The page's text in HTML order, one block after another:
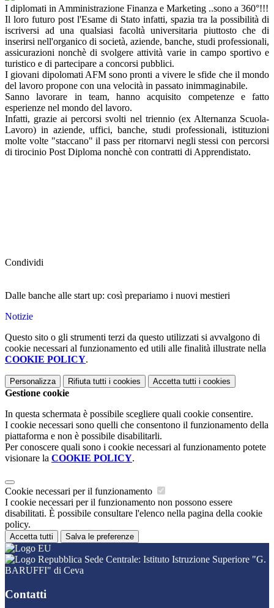
I diplomati in Amministrazione Finanza e Marketing ..sono a 360°!!!
Il loro futuro post l'Esame di Stato infatti, spazia tra la possibilità di
iscriversi ad una qualsiasi facoltà universitaria piuttosto che di
inserirsi nell'organico di società, aziende, banche, studi professionali,
assicurazioni nonchè di svolgere attività varie in campo sportivo e
turistico e di partecipare a concorsi pubblici.
I giovani dipolomati AFM sono pronti a vivere le sfide che il mondo
del lavoro propone con una velocità in passato inimmaginabile.
Sanno lavorare in team, hanno acquisito competenze e fatto
esperienze nel mondo del lavoro.
Infatti, grazie ai percorsi svolti nel triennio (ex Alternanza Scuola-
Lavoro) in aziende, uffici, banche, studi professionali, istituzioni
molte volte "staccano" il pass per ritornarvi negli stessi con percorsi
di tirocinio Post Diploma nonchè con contratti di Apprendistato.
Condividi
Dalle banche alle start up: così prepariamo i nuovi mestieri
Notizie
Questo sito o gli strumenti terzi da questo utilizzati si avvalgono di
cookie necessari al funzionamento ed utili alle finalità illustrate nella
COOKIE POLICY.
Personalizza Rifiuta tutti i cookies Accetta tutti i cookies
Gestione cookie
In questa schermata è possibile scegliere quali cookie consentire.
I cookie necessari sono quelli che consentono il funzionamento della
piattaforma e non è possibile disabilitarli.
Per conoscere quali sono i cookie necessari al funzionamento potete
visionare la COOKIE POLICY.
Cookie necessari per il funzionamento
I cookie necessari per il funzionamento non possono essere
disabilitati. È possibile consultare l'elenco nella pagina della cookie
policy.
Accetta tutti Salva le preferenze
Sede Centrale: Istituto Istruzione Superiore "G.
BARUFFI" di Ceva
Contatti